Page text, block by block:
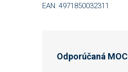
EAN: 4971850032311
Odporúčaná MOC